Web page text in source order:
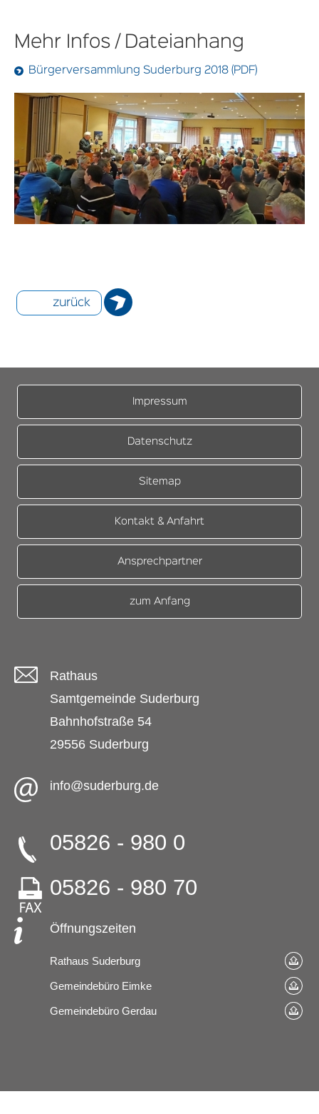
Mehr Infos / Dateianhang
Bürgerversammlung Suderburg 2018 (PDF)
zurück
Impressum
Datenschutz
Sitemap
Kontakt & Anfahrt
Ansprechpartner
zum Anfang
Rathaus
Samtgemeinde Suderburg
Bahnhofstraße 54
29556 Suderburg
info@suderburg.de
05826 - 980 0
05826 - 980 70
Öffnungszeiten
Rathaus Suderburg
Gemeindebüro Eimke
Gemeindebüro Gerdau